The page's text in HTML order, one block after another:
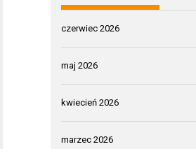
czerwiec 2026
maj 2026
kwiecień 2026
marzec 2026